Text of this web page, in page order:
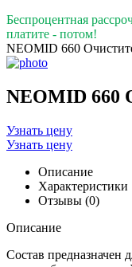
Беспроцентная
платите - потом!
NEOMID 660
NEOMID 660
Узнать цену
Узнать цену
Описание
Характеристики
Отзывы (0)
Описание
Состав предназначен